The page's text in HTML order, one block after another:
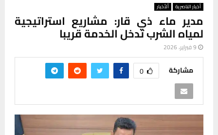
أخبار الناصرية ألأخبار
مدير ماء ذي قار: مشاريع استراتيجية
لمياه الشرب تدخل الخدمة قريبا
9 فبراير، 2026
مشاركة 0